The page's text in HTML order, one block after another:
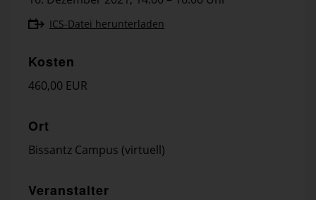
ICS-Datei herunterladen
Kosten
460,00 EUR
Ort
Bissantz Campus (virtuell)
Veranstalter